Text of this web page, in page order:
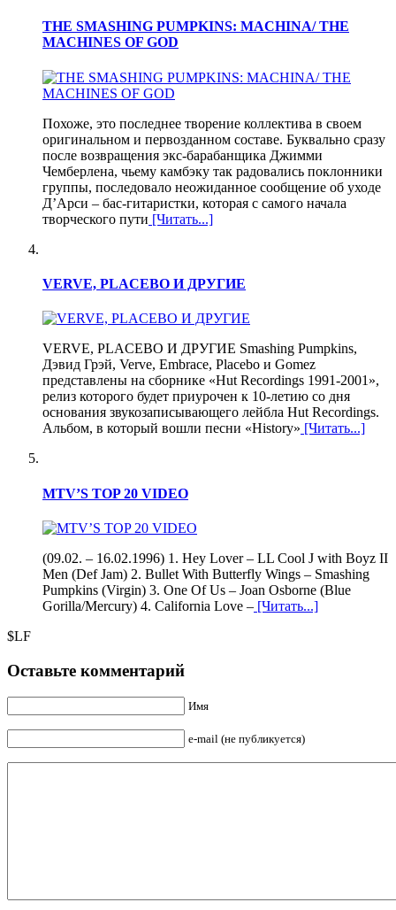
THE SMASHING PUMPKINS: MACHINA/ THE
MACHINES OF GOD
Похоже, это последнее творение коллектива в своем
оригинальном и первозданном составе. Буквально сразу
после возвращения экс-барабанщика Джимми
Чемберлена, чьему камбэку так радовались поклонники
группы, последовало неожиданное сообщение об уходе
Д’Арси – бас-гитаристки, которая с самого начала
творческого пути [Читать...]
VERVE, PLACEBO И ДРУГИЕ
VERVE, PLACEBO И ДРУГИЕ Smashing Pumpkins,
Дэвид Грэй, Verve, Embrace, Placebo и Gomez
представлены на сборнике «Hut Recordings 1991-2001»,
релиз которого будет приурочен к 10-летию со дня
основания звукозаписывающего лейбла Hut Recordings.
Альбом, в который вошли песни «History» [Читать...]
MTV’S TOP 20 VIDEO
(09.02. – 16.02.1996) 1. Hey Lover – LL Cool J with Boyz II
Men (Def Jam) 2. Bullet With Butterfly Wings – Smashing
Pumpkins (Virgin) 3. One Of Us – Joan Osborne (Blue
Gorilla/Mercury) 4. California Love – [Читать...]
$LF
Оставьте комментарий
Имя
e-mail (не публикуется)